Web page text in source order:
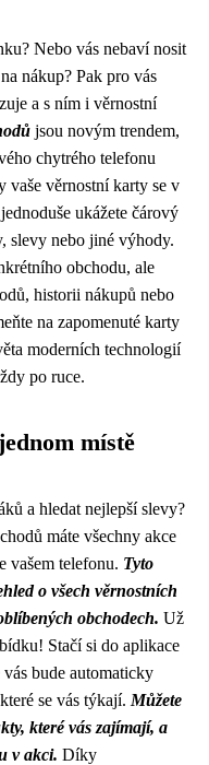
Nebo vás nebaví nosit
nákup? Pak pro vás
a s ním i věrnostní
jsou novým trendem,
chytrého telefonu
vaše věrnostní karty se v
ukážete čárový
slevy nebo jiné výhody.
obchodu, ale
historii nákupů nebo
na zapomenuté karty
moderních technologií
po ruce.
místě
a hledat nejlepší slevy?
máte všechny akce
vašem telefonu. Tyto
o všech věrnostních
obchodech. Už
Stačí si do aplikace
bude automaticky
se vás týkají. Můžete
které vás zajímají, a
v akci. Díky